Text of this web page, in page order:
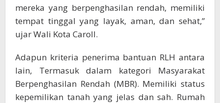
mereka yang berpenghasilan rendah, memiliki
tempat tinggal yang layak, aman, dan sehat,”
ujar Wali Kota Caroll.
Adapun kriteria penerima bantuan RLH antara
lain, Termasuk dalam kategori Masyarakat
Berpenghasilan Rendah (MBR). Memiliki status
kepemilikan tanah yang jelas dan sah. Rumah